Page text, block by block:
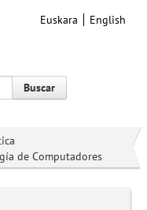
Euskara English
Buscar
de Computadores